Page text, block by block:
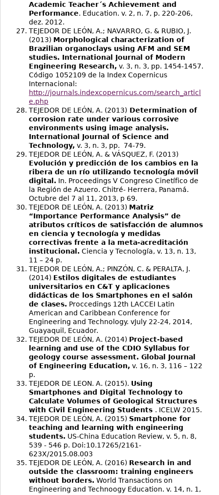
Academic Teacher´s Achievement and
Performance. Education. v. 2, n. 7, p. 220-206,
dez. 2012.
TEJEDOR DE LEÓN, A.; NAVARRO, G. & RUBIO, J.
(2013) Morphological characterization of
Brazilian organoclays using AFM and SEM
studies. International Journal of Modern
Engineering Research, v. 3, n. 3, pp. 1454-1457.
Código 1052109 de la Index Copernicus
Internacional:
http://journals.indexcopernicus.com/search_articl
e.php
TEJEDOR DE LEÓN, A. (2013) Determination of
corrosion rate under various corrosive
environments using image analysis.
International Journal of Science and
Technology, v. 3, n. 3, pp. 74-79.
TEJEDOR DE LEÓN, A. & VÁSQUEZ, F. (2013)
Evolución y predicción de los cambios en la
ribera de un río utilizando tecnología móvil
digital. In. Proceedings V Congreso Cinetífico de
la Región de Azuero. Chitré- Herrera, Panamá.
Octubre del 7 al 11, 2013, p 69.
TEJEDOR DE LEÓN, A. (2013) Matriz
“Importance Performance Analysis” de
atributos críticos de satisfacción de alumnos
en ciencia y tecnología y medidas
correctivas frente a la meta-acreditación
institucional. Ciencia y Tecnología, v. 13, n. 13,
11 – 24 p.
TEJEDOR DE LEÓN, A.; PINZÓN, C. & PERALTA, J.
(2014) Estilos digitales de estudiantes
universitarios en C&T y aplicaciones
didácticas de los Smartphones en el salón
de clases. Proccedings 12th LACCEI Latin
American and Caribbean Conference for
Engineering and Technology. vJuly 22-24, 2014,
Guayaquil, Ecuador.
TEJEDOR DE LEÓN, A. (2014) Project-based
learning and use of the CDIO Syllabus for
geology course assessment. Global Journal
of Engineering Education, v. 16, n. 3, 116 – 122
p.
TEJEDOR DE LEON. A. (2015). Using
Smartphones and Digital Technology to
Calculate Volumes of Geological Structures
with Civil Engineering Students . ICELW 2015.
TEJEDOR DE LEÓN, A. (2015) Smartphone for
teaching and learning with engineering
students. US-China Education Review, v. 5, n. 8,
539 - 546 p. Doi:10.17265/2161-
623X/2015.08.003
TEJEDOR DE LEÓN, A. (2016) Research in and
outside the classroom: training engineers
without borders. World Transactions on
Engineering and Technoogy Education. v. 14, n. 1,